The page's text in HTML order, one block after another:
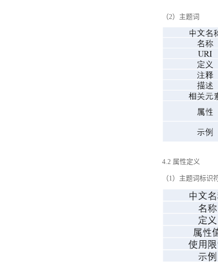
（2）主题词
4.2 属性定义
（1）主题词标识